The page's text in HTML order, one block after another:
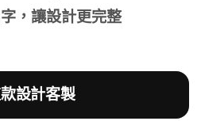
，讓設計更完整
設計客製